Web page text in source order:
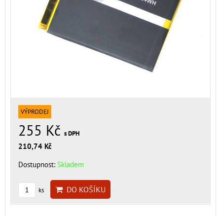
VÝPRODEJ
255 Kč s DPH
210,74 Kč
Dostupnost: Skladem
ks DO KOŠÍKU